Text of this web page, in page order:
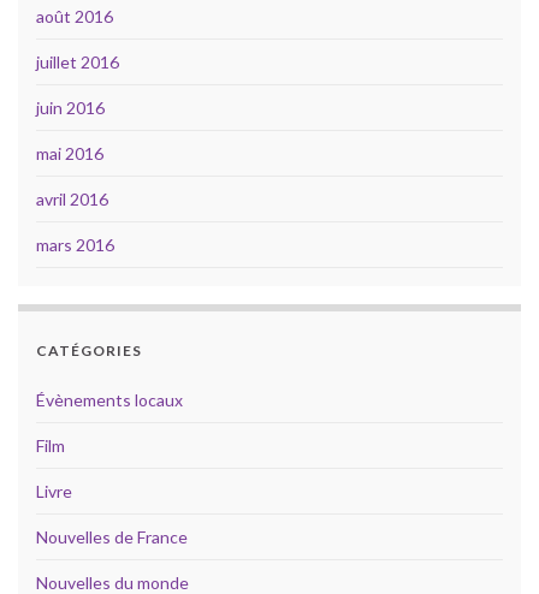
août 2016
juillet 2016
juin 2016
mai 2016
avril 2016
mars 2016
CATÉGORIES
Évènements locaux
Film
Livre
Nouvelles de France
Nouvelles du monde